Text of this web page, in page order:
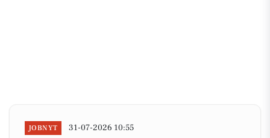
JOBNYT 31-07-2026 10:55